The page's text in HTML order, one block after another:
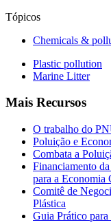
Tópicos
Chemicals &
Plastic pollution
Marine Litter
Mais Recursos
O trabalho do
Poluição e
Combata a
Financiamento
para a Economia
Comitê de
Plástica
Guia Prático